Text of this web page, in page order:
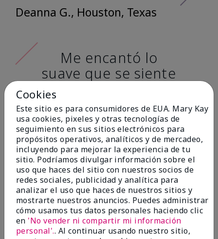
Deanna G., Houston, Texas
Me encantó lo
suave que se siente
al aplicarla. Tiene
un acabado mate
muy bonito y no se
siente pastosa en la
piel. (tono de piel:
claro)
Ailime A., Tampa, Fla.
Cookies
Este sitio es para consumidores de EUA. Mary Kay
usa cookies, pixeles y otras tecnologías de
seguimiento en sus sitios electrónicos para
propósitos operativos, analíticos y de mercadeo,
incluyendo para mejorar la experiencia de tu
sitio. Podríamos divulgar información sobre el
uso que haces del sitio con nuestros socios de
redes sociales, publicidad y analítica para
analizar el uso que haces de nuestros sitios y
mostrarte nuestros anuncios. Puedes administrar
cómo usamos tus datos personales haciendo clic
en 'No vender ni compartir mi información
personal'.. Al continuar usando nuestro sitio,